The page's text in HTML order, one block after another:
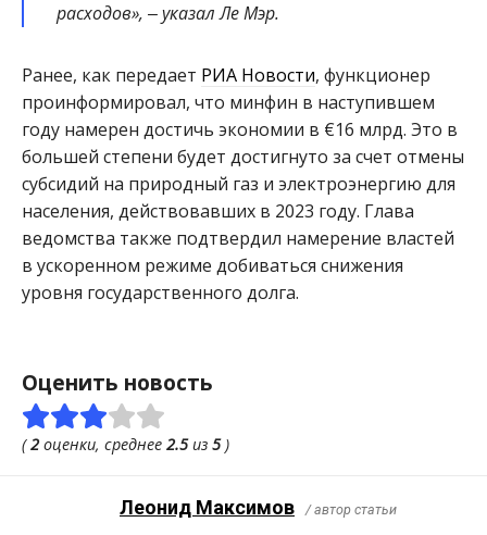
расходов», ‒ указал Ле Мэр.
Ранее, как передает РИА Новости, функционер
проинформировал, что минфин в наступившем
году намерен достичь экономии в €16 млрд. Это в
большей степени будет достигнуто за счет отмены
субсидий на природный газ и электроэнергию для
населения, действовавших в 2023 году. Глава
ведомства также подтвердил намерение властей
в ускоренном режиме добиваться снижения
уровня государственного долга.
Оценить новость
(2 оценки, среднее 2.5из 5)
Леонид Максимов / автор статьи